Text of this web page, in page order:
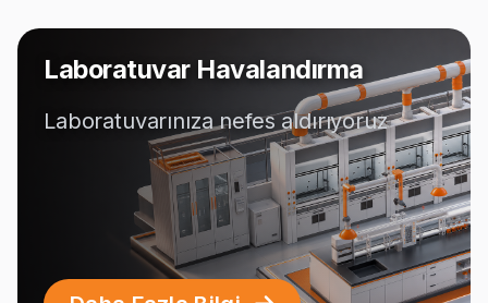
Laboratuvar Havalandırma
Laboratuvarınıza nefes aldırıyoruz